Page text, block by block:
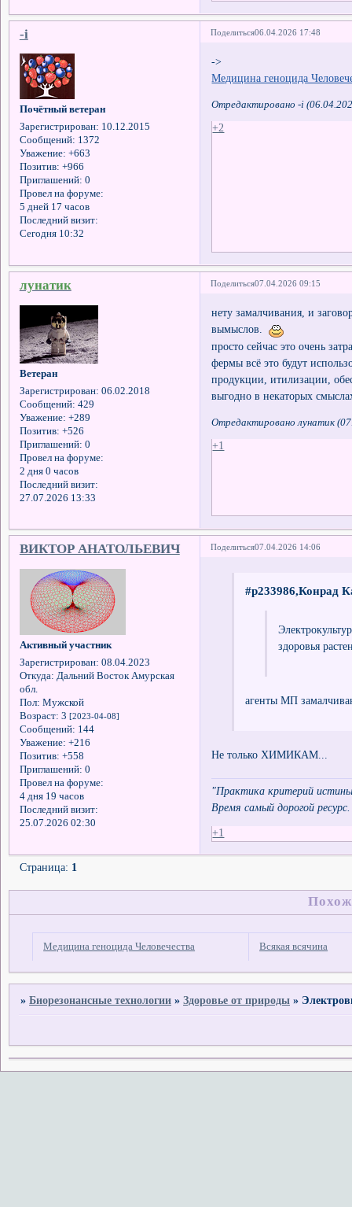
Поделиться06.04.2026 17:48
-i
Почётный ветеран
Зарегистрирован: 10.12.2015
Сообщений: 1372
Уважение: +663
Позитив: +966
Приглашений: 0
Провел на форуме:
5 дней 17 часов
Последний визит:
Сегодня 10:32
->
Медицина геноцида
Отредактировано -i
+2
Поделиться07.04.2026 09:15
лунатик
Ветеран
Зарегистрирован: 06.02.2018
Сообщений: 429
Уважение: +289
Позитив: +526
Приглашений: 0
Провел на форуме:
2 дня 0 часов
Последний визит:
27.07.2026 13:33
нету замалчивания, и
вымыслов.
просто сейчас это очень
фермы всё это будут
продукции, итилизации,
выгодно в некаторых
Отредактировано лунатик
+1
Поделиться07.04.2026 14:06
ВИКТОР АНАТОЛЬЕВИЧ
Активный участник
Зарегистрирован: 08.04.2023
Откуда: Дальний Восток Амурская
обл.
Пол: Мужской
Возраст: 3 [2023-04-08]
Сообщений: 144
Уважение: +216
Позитив: +558
Приглашений: 0
Провел на форуме:
4 дня 19 часов
Последний визит:
25.07.2026 02:30
#p233986,Конрад
здоровья
агенты МП
Не только ХИМИКАМ...
"Практика критерий
Время самый дорогой ресурс.
+1
Страница: 1
Медицина геноцида Человечества Всякая всячина
»Биорезонансные технологии »Здоровье от природы »